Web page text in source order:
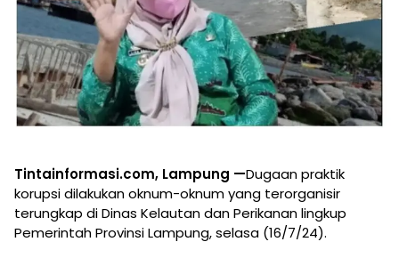
Tintainformasi.com, Lampung —Dugaan praktik
korupsi dilakukan oknum-oknum yang terorganisir
terungkap di Dinas Kelautan dan Perikanan lingkup
Pemerintah Provinsi Lampung, selasa (16/7/24).